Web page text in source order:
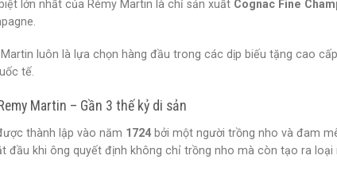
lớn nhất của Rémy Martin là chỉ sản xuất Cognac Fine
luôn là lựa chọn hàng đầu trong các dịp biếu tặng cao
tế.
Martin – Gần 3 thế kỷ di sản
thành lập vào năm 1724 bởi một người trồng nho và đam
đầu khi ông quyết định không chỉ trồng nho mà còn tạo ra